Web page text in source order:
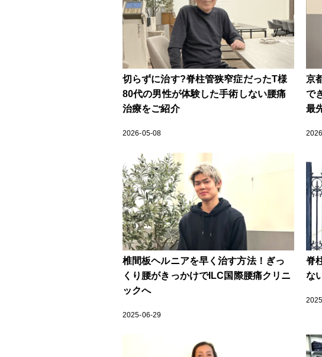
切らずに治す?脊柱管狭窄症だったT様
80代の男性が体験した手術しない腰痛
治療をご紹介
2026-05-08
京
で
最
椎間板ヘルニアを早く治す方法！ぎっ
くり腰がきっかけでILC国際腰痛クリニ
ックへ
2025-06-29
脊
な